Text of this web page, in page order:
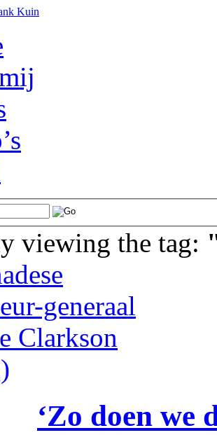
viewing the tag:
‘Zo doen we